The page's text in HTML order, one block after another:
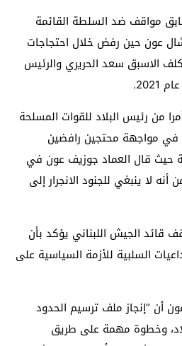
مواقف ضد السلطة القائمة
عون حين رفض خلال احتجاجات
الاسبق سعد الحريري والرئيس
من رئيس البلاد للقوات المسلحة
في مواجهة محتجين رافضين
حيث قال العماد جوزيف عون في
لا ينبغي للجنود الانجرار إلى
قائد الجيش اللبناني يؤكد بأن
السلبية للأزمة السياسية على
أن “إنجاز ملف ترسيم الحدود
وخطوة مهمة على طريق